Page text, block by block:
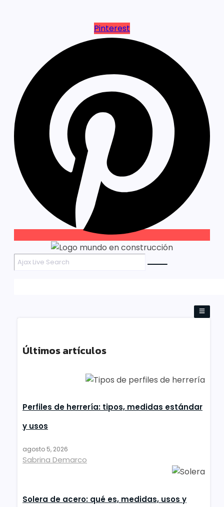
Pinterest
Últimos artículos
Perfiles de herrería: tipos, medidas estándar
y usos
agosto 5, 2026
Sabrina Demarco
Solera de acero: qué es, medidas, usos y